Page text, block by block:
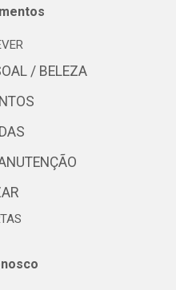
/ BELEZA